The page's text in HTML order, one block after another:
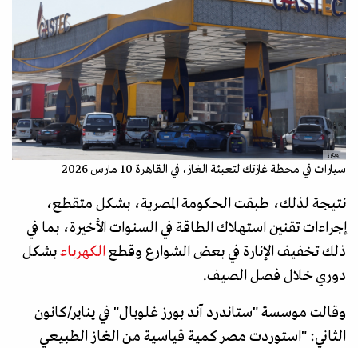
رويترز
سيارات في محطة غازتك لتعبئة الغاز، في القاهرة 10 مارس 2026
نتيجة لذلك، طبقت الحكومة المصرية، بشكل متقطع،
إجراءات تقنين استهلاك الطاقة في السنوات الأخيرة، بما في
ذلك تخفيف الإنارة في بعض الشوارع وقطع الكهرباءبشكل
دوري خلال فصل الصيف.
وقالت موسسة "ستاندرد آند بورز غلوبال" في يناير/كانون
الثاني: "استوردت مصر كمية قياسية من الغاز الطبيعي